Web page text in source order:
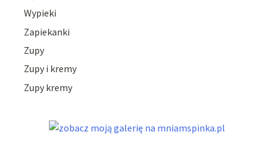
Wypieki
Zapiekanki
Zupy
Zupy i kremy
Zupy kremy